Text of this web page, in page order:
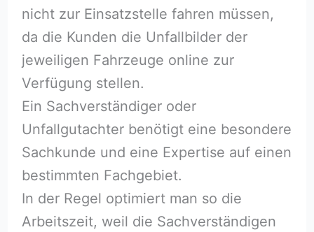
nicht zur Einsatzstelle fahren müssen,
da die Kunden die Unfallbilder der
jeweiligen Fahrzeuge online zur
Verfügung stellen.
Ein Sachverständiger oder
Unfallgutachter benötigt eine besondere
Sachkunde und eine Expertise auf einen
bestimmten Fachgebiet.
In der Regel optimiert man so die
Arbeitszeit, weil die Sachverständigen